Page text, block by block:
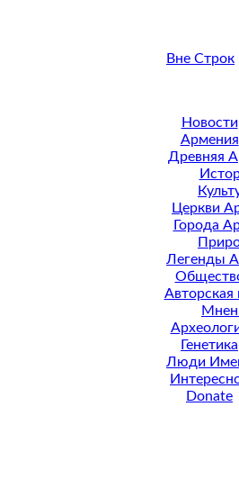
Вне Строк
Новости
Армения
Древняя
Церкви
Города
Легенды
Авторская
Генетика
Люди
Donate